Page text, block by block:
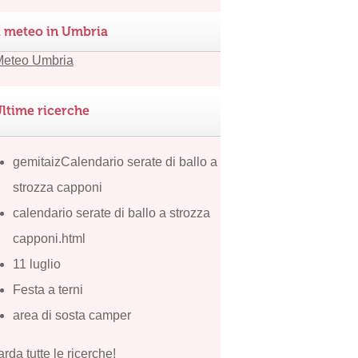
meteo in Umbria
ricerche
gemitaizCalendario serate di ballo a
strozza capponi
calendario serate di ballo a strozza
capponi.html
11 luglio
Festa a terni
area di sosta camper
tutte le ricerche!